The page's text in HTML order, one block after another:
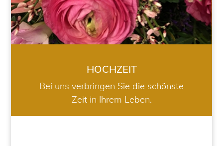
HOCHZEIT
Bei uns verbringen Sie die schönste
Zeit in Ihrem Leben.